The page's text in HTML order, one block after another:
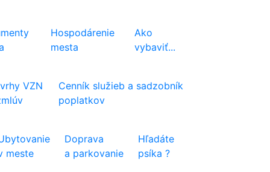
Hospodárenie
mesta
Ako
vybaviť...
VZN
Cenník služieb a sadzobník
poplatkov
meste
Doprava
a parkovanie
Hľadáte
psíka ?